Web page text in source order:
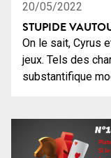
20/05/2022
STUPIDE
On le sait, Cyrus
jeux. Tels des
substantifique